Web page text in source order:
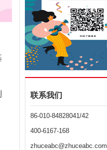
联系我们
86-010-84828041/42
400-6167-168
zhuceabc@zhuceabc.com